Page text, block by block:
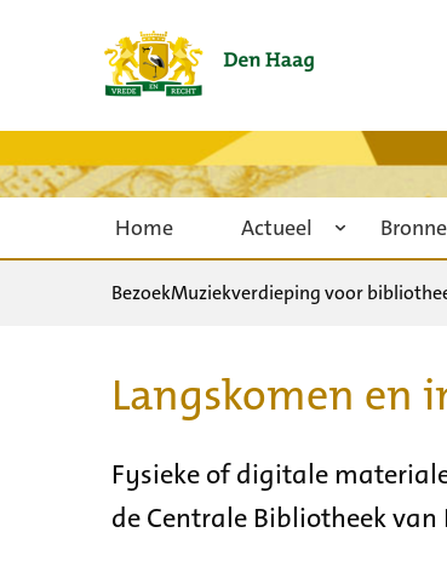
Home Actueel
BezoekMuziekverdieping voor
Langskomen en
Fysieke of digitale
de Centrale Bibliotheek van